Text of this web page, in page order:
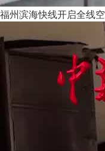
福州滨海快线开启全线